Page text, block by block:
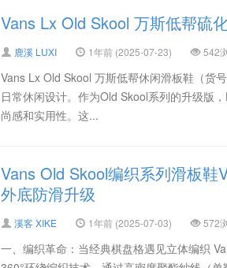
Vans Lx Old Skool 万斯低帮硫
鹿溪 LUXI 1年前 (2025-07-23) 542
Vans Lx Old Skool 万斯低帮休闲滑板鞋（货
日常休闲设计。作为Old Skool系列的升级版
尚感和实用性。这...
Vans Old Skool编织系列滑板鞋
外底防滑升级
溪客 XIKE 1年前 (2025-07-03) 572
一、编织革命：当经典棋盘格遇见立体编织